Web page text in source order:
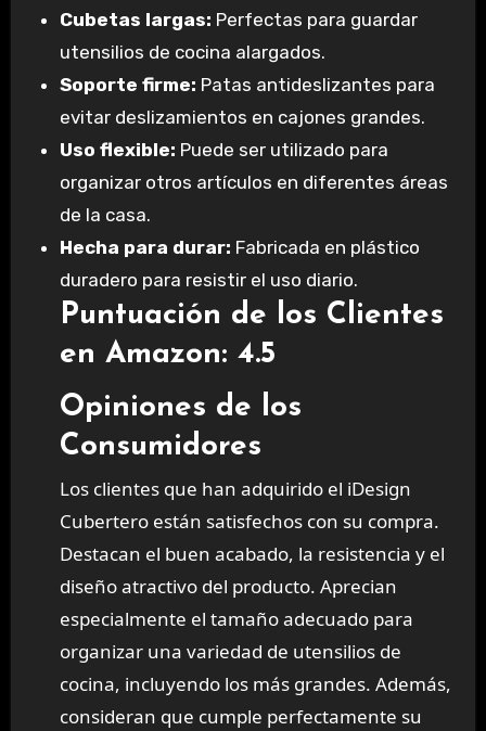
Cubetas largas: Perfectas para guardar
utensilios de cocina alargados.
Soporte firme: Patas antideslizantes para
evitar deslizamientos en cajones grandes.
Uso flexible: Puede ser utilizado para
organizar otros artículos en diferentes áreas
de la casa.
Hecha para durar: Fabricada en plástico
duradero para resistir el uso diario.
Puntuación de los Clientes
en Amazon: 4.5
Opiniones de los
Consumidores
Los clientes que han adquirido el iDesign
Cubertero están satisfechos con su compra.
Destacan el buen acabado, la resistencia y el
diseño atractivo del producto. Aprecian
especialmente el tamaño adecuado para
organizar una variedad de utensilios de
cocina, incluyendo los más grandes. Además,
consideran que cumple perfectamente su